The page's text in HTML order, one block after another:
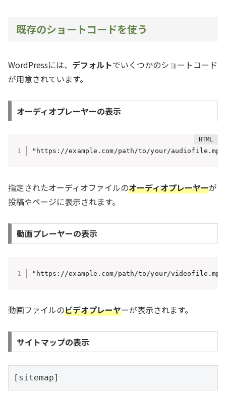
既存のショートコードを使う
WordPressには、 デフォルトでいくつかのショートコード
が用意されています。
オーディオプレーヤーの表示
"https://example.com/path/to/your/
指定されたオーディオファイルのオーディオプレーヤーが
投稿やページに表示されます。
動画プレーヤーの表示
"https://example.com/path/to/your/
動画ファイルのビデオプレーヤーが表示されます。
サイトマップの表示
[sitemap]